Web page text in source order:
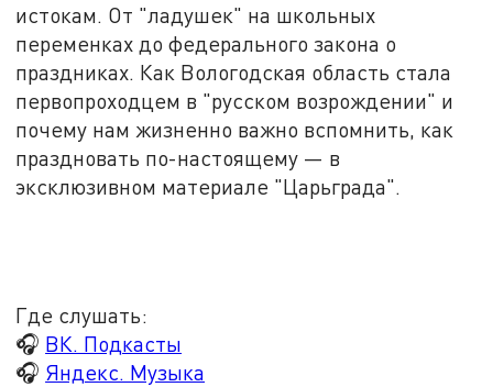
истокам. От "ладушек" на школьных
переменках до федерального закона о
праздниках. Как Вологодская область стала
первопроходцем в "русском возрождении" и
почему нам жизненно важно вспомнить, как
праздновать по-настоящему — в
эксклюзивном материале "Царьграда".
Где слушать:
🎧 ВК. Подкасты
🎧 Яндекс. Музыка